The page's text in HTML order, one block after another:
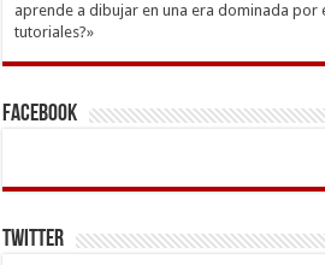
aprende a dibujar en una era dominada por
tutoriales?»
Facebook
Twitter